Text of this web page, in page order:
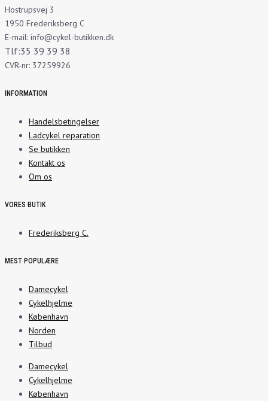
Hostrupsvej 3
1950 Frederiksberg C
E-mail: info@cykel-butikken.dk
Tlf:35 39 39 38
CVR-nr: 37259926
INFORMATION
Handelsbetingelser
Ladcykel reparation
Se butikken
Kontakt os
Om os
VORES BUTIK
Frederiksberg C.
MEST POPULÆRE
Damecykel
Cykelhjelme
København
Norden
Tilbud
Damecykel
Cykelhjelme
København